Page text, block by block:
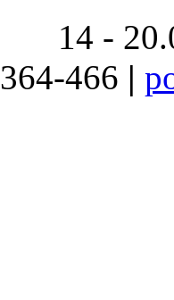
14 -
466 |